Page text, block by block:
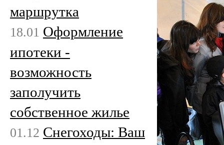
маршрутка
18.01 Оформление
ипотеки -
возможность
заполучить
собственное жилье
01.12 Снегоходы: Ваш